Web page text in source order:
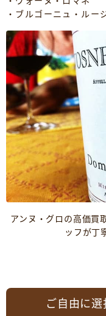
・ブルゴーニュ・ルー
アンヌ・グロの高価買
ッフが丁
ご自由に選